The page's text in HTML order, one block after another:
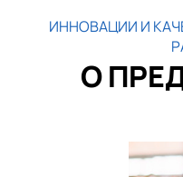
ИННОВАЦИИ И
О